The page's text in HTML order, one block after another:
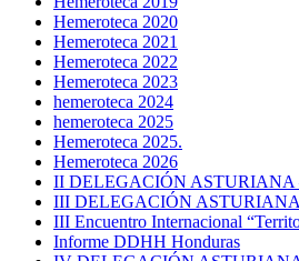
Hemeroteca 2020
Hemeroteca 2021
Hemeroteca 2022
Hemeroteca 2023
hemeroteca 2024
hemeroteca 2025
Hemeroteca 2025.
Hemeroteca 2026
II DELEGACIÓN
III DELEGACIÓN
III Encuentro Internacional
Informe DDHH Honduras